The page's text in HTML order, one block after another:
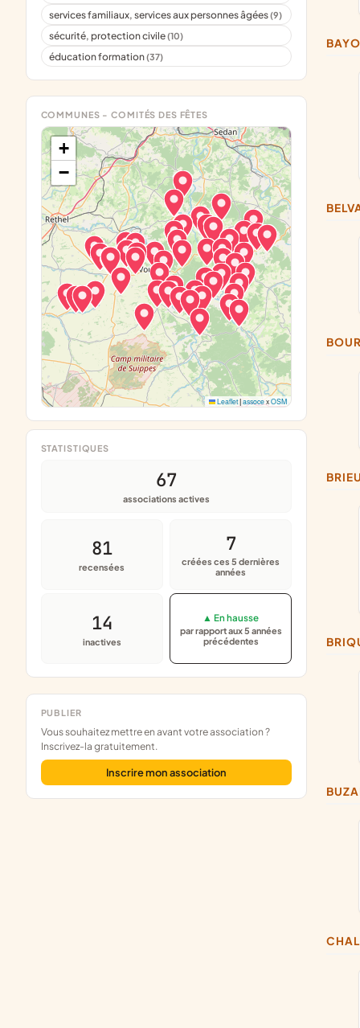
services familiaux, services aux personnes âgées(9)
sécurité, protection civile(10)
éducation formation(37)
STATISTIQUES
67
associations actives
81
recensées
7
créées ces 5 dernières
années
14
inactives
▲ En hausse
par rapport aux 5 années
précédentes
PUBLIER
Vous souhaitez mettre en avant votre association ?
Inscrivez-la gratuitement.
Inscrire mon association
COMMUNES - COMITÉS DES FÊTES
+
−
Leaflet| assocexOSM